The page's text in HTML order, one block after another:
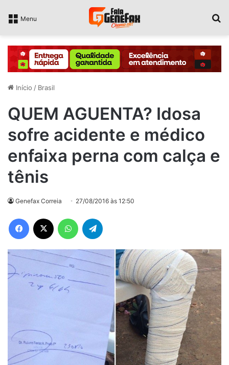
Menu
Início / Brasil
QUEM AGUENTA? Idosa
sofre acidente e médico
enfaixa perna com calça e
tênis
Genefax Correia 27/08/2016 às 12:50
Facebook WhatsApp